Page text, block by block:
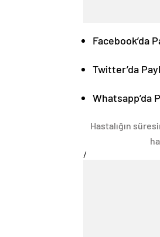
Facebook’da
Twitter’da
Whatsapp’da
Hastalığın
/